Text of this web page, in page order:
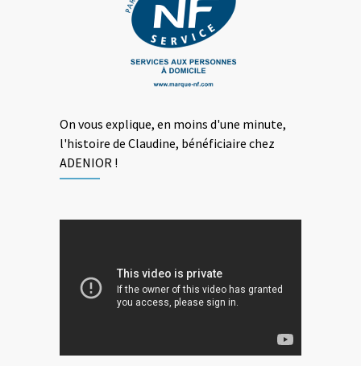
On vous explique, en moins d'une minute,
l'histoire de Claudine, bénéficiaire chez
ADENIOR !